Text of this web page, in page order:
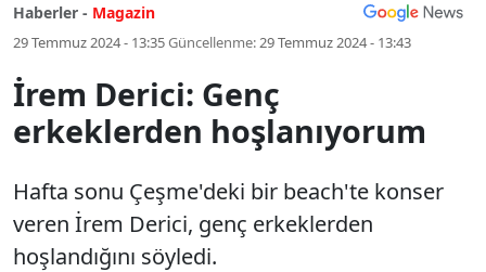
Haberler - Magazin
29 Temmuz 2024 - 13:35Güncellenme:29 Temmuz 2024 - 13:43
İrem Derici: Genç
erkeklerden hoşlanıyorum
Hafta sonu Çeşme'deki bir beach'te konser
veren İrem Derici, genç erkeklerden
hoşlandığını söyledi.